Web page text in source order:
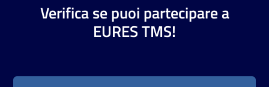
Verifica se puoi partecipare a
EURES TMS!